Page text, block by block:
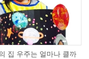
집 우주는 얼마나 클까